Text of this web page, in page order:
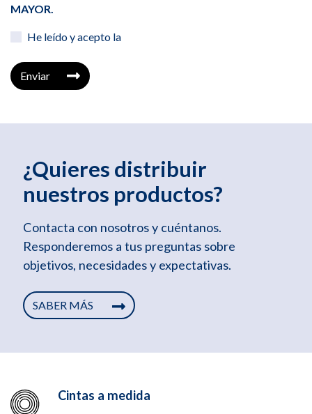
MAYOR.
He leído y acepto la
Enviar
¿Quieres distribuir
nuestros productos?
Contacta con nosotros y cuéntanos.
Responderemos a tus preguntas sobre
objetivos, necesidades y expectativas.
SABER MÁS
Cintas a medida